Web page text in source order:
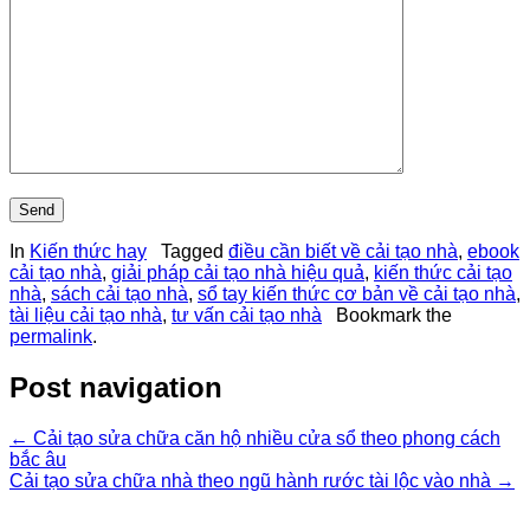
In Kiến thức hay Tagged điều cần biết về cải tạo nhà, ebook
cải tạo nhà, giải pháp cải tạo nhà hiệu quả, kiến thức cải tạo
nhà, sách cải tạo nhà, sổ tay kiến thức cơ bản về cải tạo nhà,
tài liệu cải tạo nhà, tư vấn cải tạo nhà Bookmark the
permalink.
Post navigation
← Cải tạo sửa chữa căn hộ nhiều cửa sổ theo phong cách
bắc âu
Cải tạo sửa chữa nhà theo ngũ hành rước tài lộc vào nhà →